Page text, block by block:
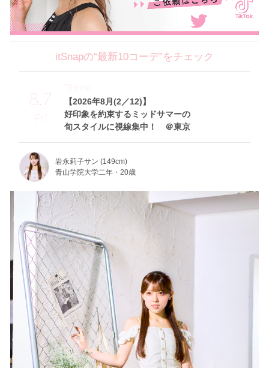
itSnapの“最新10コーデ”をチェック
8.7
Fri
【2026年8月(2／12)】
好印象を約束するミッドサマーの
旬スタイルに視線集中！ ＠東京
Theme
岩永莉子サン (149cm)
青山学院大学二年・20歳